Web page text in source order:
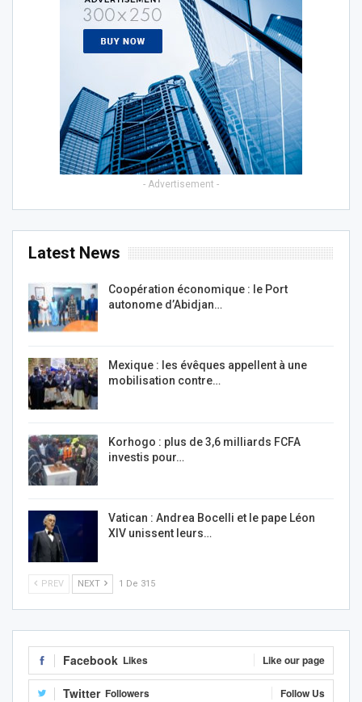
- Advertisement -
Latest News
Coopération économique : le Port
autonome d’Abidjan…
Mexique : les évêques appellent à une
mobilisation contre…
Korhogo : plus de 3,6 milliards FCFA
investis pour…
Vatican : Andrea Bocelli et le pape Léon
XIV unissent leurs…
PREV NEXT 1 De 315
Facebook Likes Like our page
Twitter Followers Follow Us